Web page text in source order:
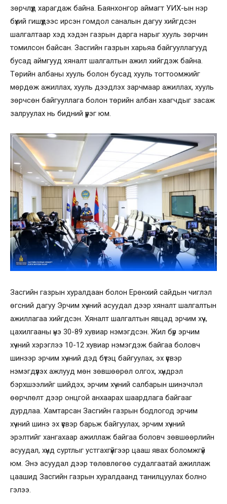
зөрчлүүд харагдаж байна. Баянхонгор аймагт УИХ-ын нэр
бүхий гишүүдээс ирсэн гомдол саналын дагуу хийгдсэн
шалгалтаар хэд хэдэн газрын дарга нарыг хууль зөрчин
томилсон байсан. Засгийн газрын харьяа байгууллагууд
бусад аймгууд хяналт шалгалтын ажил хийгдэж байна.
Төрийн албаны хууль болон бусад хууль тогтоомжийг
мөрдөж ажиллах, хууль дээдлэх зарчмаар ажиллах, хууль
зөрчсөн байгууллага болон төрийн албан хаагчдыг засаж
залруулах нь бидний үүрэг юм.
Засгийн газрын хуралдаан болон Ерөнхий сайдын чиглэл
өгсний дагуу Эрчим хүчний асуудал дээр хяналт шалгалтын
ажиллагаа хийгдсэн. Хяналт шалгалтын явцад эрчим хүч,
цахилгааны үнэ 30-89 хувиар нэмэгдсэн. Жил бүр эрчим
хүчний хэрэглээ 10-12 хувиар нэмэгдэж байгаа боловч
шинээр эрчим хүчний дэд бүтэц байгуулах, эх үүсвэр
нэмэгдүүлэх ажлууд мөн зөвшөөрөл олгох, хүндрэл
бэрхшээлийг шийдэх, эрчим хүчний салбарын шинэчлэл
өөрчлөлт дээр онцгой анхаарах шаардлага байгааг
дурдлаа. Хамтарсан Засгийн газрын бодлогод эрчим
хүчний шинэ эх үүсвэр барьж байгуулах, эрчим хүчний
эрэлтийг хангахаар ажиллаж байгаа боловч зөвшөөрлийн
асуудал, хүнд суртлыг устгахгүйгээр цааш явах боломжгүй
юм. Энэ асуудал дээр төлөвлөгөө судалгаатай ажиллаж
цаашид Засгийн газрын хуралдаанд танилцуулах болно
гэлээ.